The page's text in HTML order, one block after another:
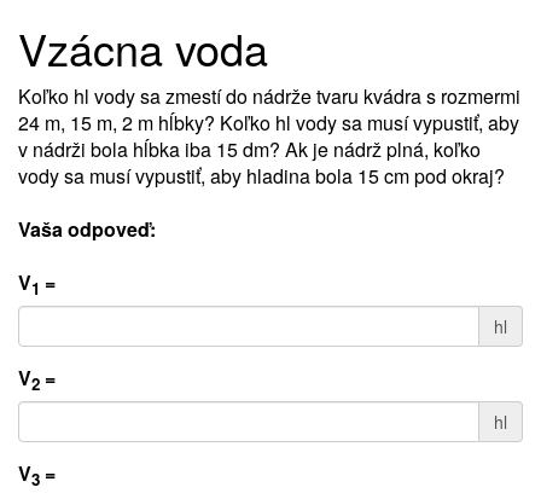
Vzácna voda
Koľko hl vody sa zmestí do nádrže tvaru kvádra s rozmermi
24 m, 15 m, 2 m hĺbky? Koľko hl vody sa musí vypustiť, aby
v nádrži bola hĺbka iba 15 dm? Ak je nádrž plná, koľko
vody sa musí vypustiť, aby hladina bola 15 cm pod okraj?
Vaša odpoveď:
V1 =
hl
V2 =
hl
V3 =